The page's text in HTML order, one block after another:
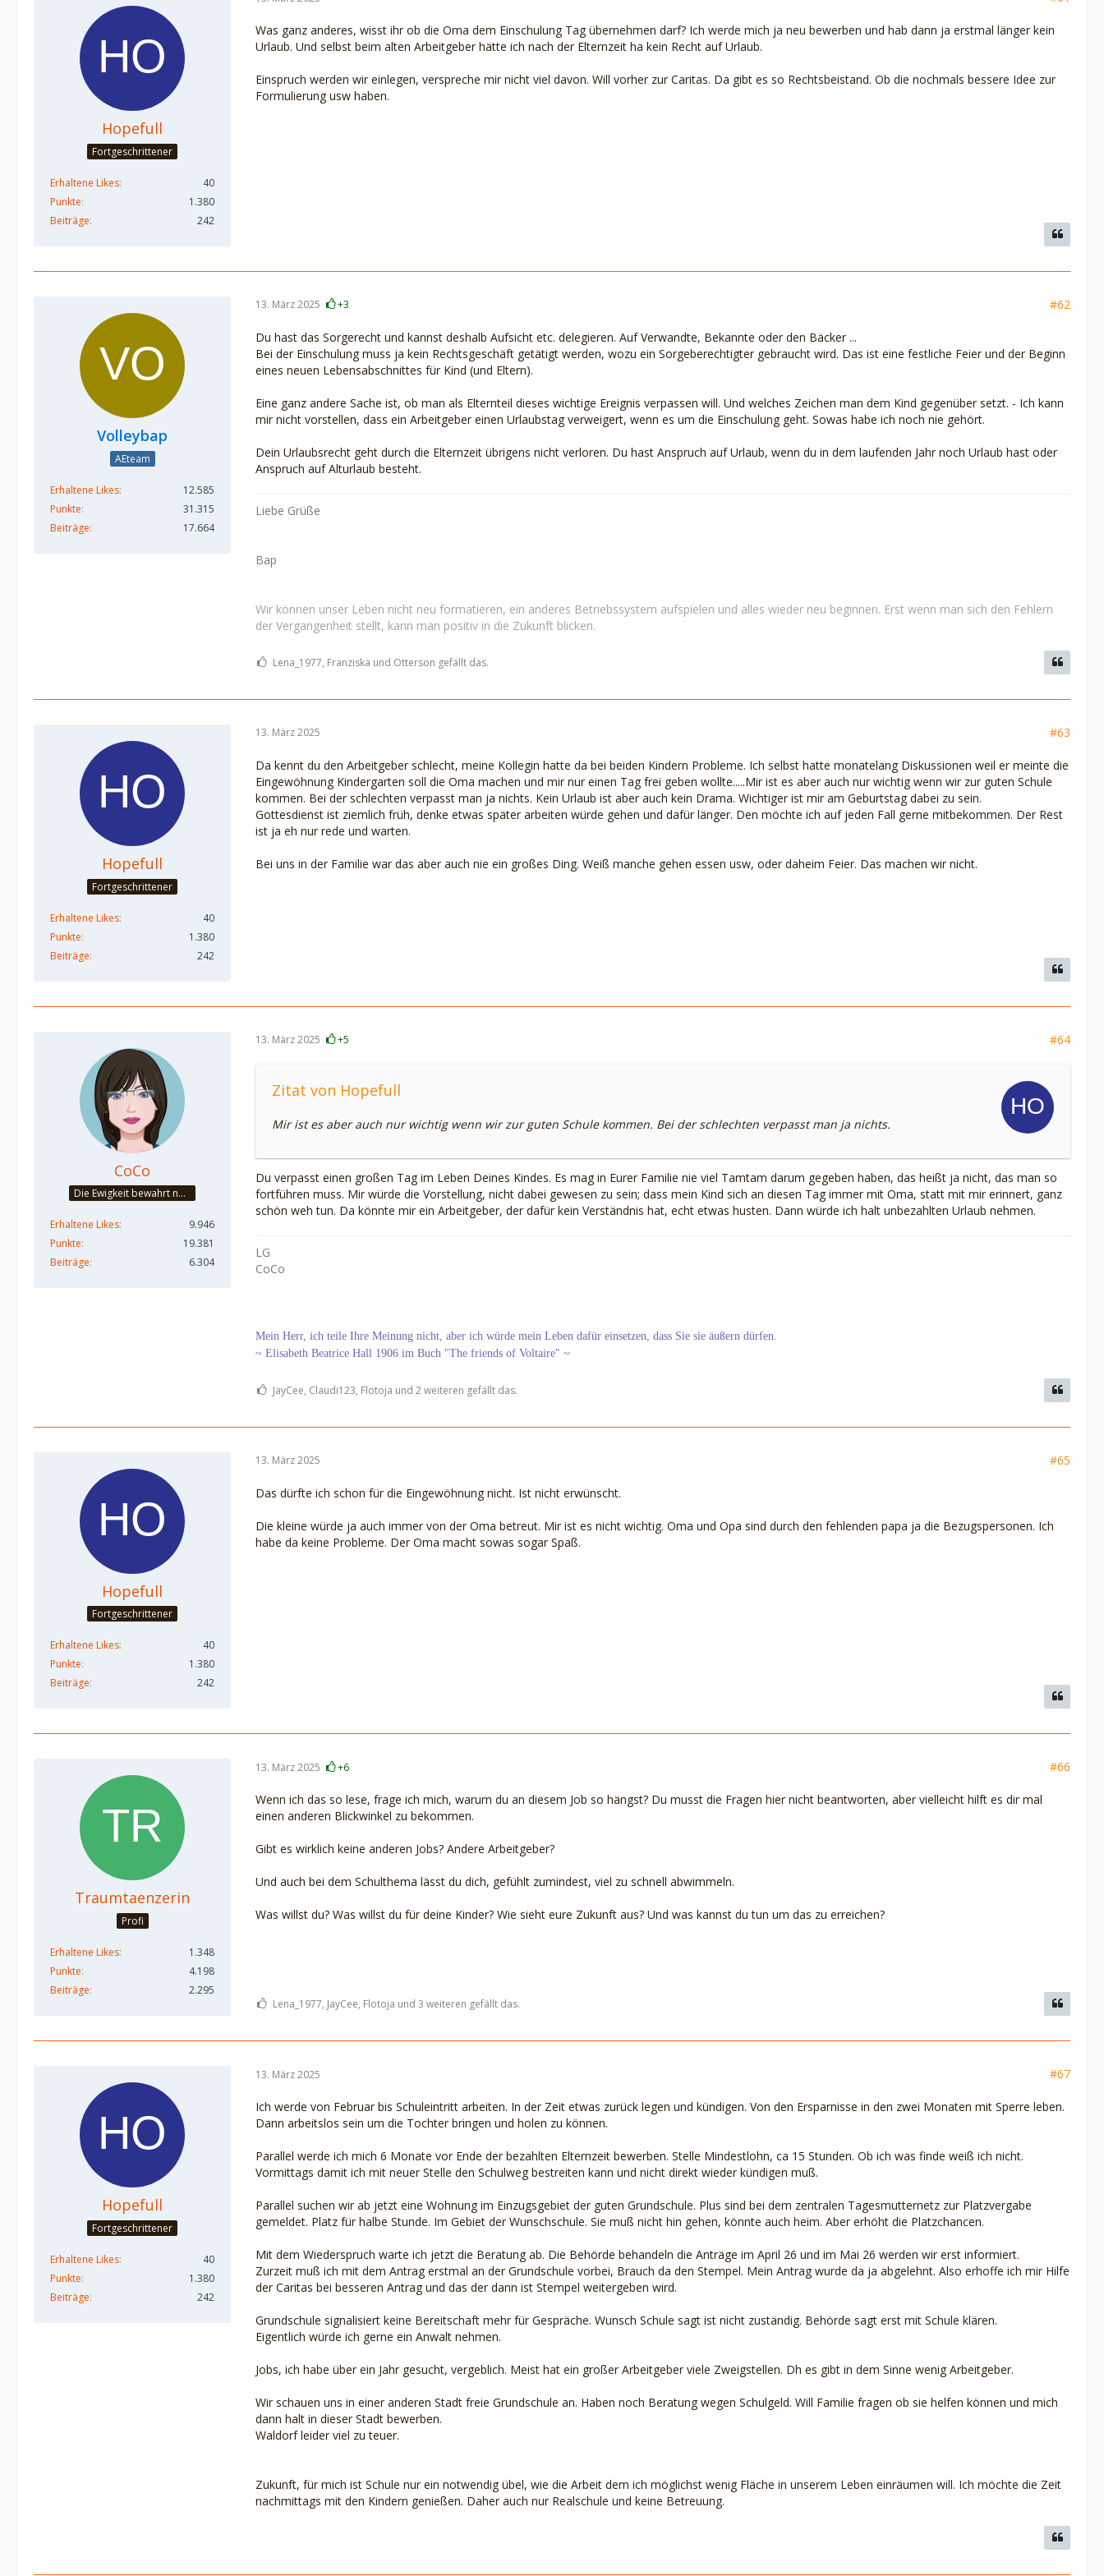
Hopefull
Fortgeschrittener
Erhaltene Likes
40
Punkte
1.380
Beiträge
242
Was ganz anderes, wisst ihr ob die Oma dem Einschulung Tag übernehmen darf? Ich werde mich ja neu bewerben und hab dann ja erstmal länger kein
Urlaub. Und selbst beim alten Arbeitgeber hätte ich nach der Elternzeit ha kein Recht auf Urlaub.
Einspruch werden wir einlegen, verspreche mir nicht viel davon. Will vorher zur Caritas. Da gibt es so Rechtsbeistand. Ob die nochmals bessere Idee zur
Formulierung usw haben.
Volleybap
AEteam
Erhaltene Likes
12.585
Punkte
31.315
Beiträge
17.664
13. März 2025 +3 #62
Du hast das Sorgerecht und kannst deshalb Aufsicht etc. delegieren. Auf Verwandte, Bekannte oder den Bäcker ...
Bei der Einschulung muss ja kein Rechtsgeschäft getätigt werden, wozu ein Sorgeberechtigter gebraucht wird. Das ist eine festliche Feier und der Beginn
eines neuen Lebensabschnittes für Kind (und Eltern).
Eine ganz andere Sache ist, ob man als Elternteil dieses wichtige Ereignis verpassen will. Und welches Zeichen man dem Kind gegenüber setzt. - Ich kann
mir nicht vorstellen, dass ein Arbeitgeber einen Urlaubstag verweigert, wenn es um die Einschulung geht. Sowas habe ich noch nie gehört.
Dein Urlaubsrecht geht durch die Elternzeit übrigens nicht verloren. Du hast Anspruch auf Urlaub, wenn du in dem laufenden Jahr noch Urlaub hast oder
Anspruch auf Alturlaub besteht.
Liebe Grüße
Bap
Wir können unser Leben nicht neu formatieren, ein anderes Betriebssystem aufspielen und alles wieder neu beginnen. Erst wenn man sich den Fehlern
der Vergangenheit stellt, kann man positiv in die Zukunft blicken.
Lena_1977, Franziska und Otterson gefällt das.
Hopefull
Fortgeschrittener
Erhaltene Likes
40
Punkte
1.380
Beiträge
242
13. März 2025 #63
Da kennt du den Arbeitgeber schlecht, meine Kollegin hatte da bei beiden Kindern Probleme. Ich selbst hatte monatelang Diskussionen weil er meinte die
Eingewöhnung Kindergarten soll die Oma machen und mir nur einen Tag frei geben wollte.....Mir ist es aber auch nur wichtig wenn wir zur guten Schule
kommen. Bei der schlechten verpasst man ja nichts. Kein Urlaub ist aber auch kein Drama. Wichtiger ist mir am Geburtstag dabei zu sein.
Gottesdienst ist ziemlich früh, denke etwas später arbeiten würde gehen und dafür länger. Den möchte ich auf jeden Fall gerne mitbekommen. Der Rest
ist ja eh nur rede und warten.
Bei uns in der Familie war das aber auch nie ein großes Ding. Weiß manche gehen essen usw, oder daheim Feier. Das machen wir nicht.
CoCo
Die Ewigkeit bewahrt nur die Liebe, weil sie von gleicher Natur ist. ~Khalil Gibran~
Erhaltene Likes
9.946
Punkte
19.381
Beiträge
6.304
13. März 2025 +5 #64
Zitat von Hopefull
Mir ist es aber auch nur wichtig wenn wir zur guten Schule kommen. Bei der schlechten verpasst man ja nichts.
Du verpasst einen großen Tag im Leben Deines Kindes. Es mag in Eurer Familie nie viel Tamtam darum gegeben haben, das heißt ja nicht, das man so
fortführen muss. Mir würde die Vorstellung, nicht dabei gewesen zu sein; dass mein Kind sich an diesen Tag immer mit Oma, statt mit mir erinnert, ganz
schön weh tun. Da könnte mir ein Arbeitgeber, der dafür kein Verständnis hat, echt etwas husten. Dann würde ich halt unbezahlten Urlaub nehmen.
LG
CoCo
Mein Herr, ich teile Ihre Meinung nicht, aber ich würde mein Leben dafür einsetzen, dass Sie sie äußern dürfen.
~ Elisabeth Beatrice Hall 1906 im Buch "The friends of Voltaire" ~
JayCee, Claudi123, Flotoja und 2 weiteren gefällt das.
Hopefull
Fortgeschrittener
Erhaltene Likes
40
Punkte
1.380
Beiträge
242
13. März 2025 #65
Das dürfte ich schon für die Eingewöhnung nicht. Ist nicht erwünscht.
Die kleine würde ja auch immer von der Oma betreut. Mir ist es nicht wichtig. Oma und Opa sind durch den fehlenden papa ja die Bezugspersonen. Ich
habe da keine Probleme. Der Oma macht sowas sogar Spaß.
Traumtaenzerin
Profi
Erhaltene Likes
1.348
Punkte
4.198
Beiträge
2.295
13. März 2025 +6 #66
Wenn ich das so lese, frage ich mich, warum du an diesem Job so hängst? Du musst die Fragen hier nicht beantworten, aber vielleicht hilft es dir mal
einen anderen Blickwinkel zu bekommen.
Gibt es wirklich keine anderen Jobs? Andere Arbeitgeber?
Und auch bei dem Schulthema lässt du dich, gefühlt zumindest, viel zu schnell abwimmeln.
Was willst du? Was willst du für deine Kinder? Wie sieht eure Zukunft aus? Und was kannst du tun um das zu erreichen?
Lena_1977, JayCee, Flotoja und 3 weiteren gefällt das.
Hopefull
Fortgeschrittener
Erhaltene Likes
40
Punkte
1.380
Beiträge
242
13. März 2025 #67
Ich werde von Februar bis Schuleintritt arbeiten. In der Zeit etwas zurück legen und kündigen. Von den Ersparnisse in den zwei Monaten mit Sperre leben.
Dann arbeitslos sein um die Tochter bringen und holen zu können.
Parallel werde ich mich 6 Monate vor Ende der bezahlten Elternzeit bewerben. Stelle Mindestlohn, ca 15 Stunden. Ob ich was finde weiß ich nicht.
Vormittags damit ich mit neuer Stelle den Schulweg bestreiten kann und nicht direkt wieder kündigen muß.
Parallel suchen wir ab jetzt eine Wohnung im Einzugsgebiet der guten Grundschule. Plus sind bei dem zentralen Tagesmutternetz zur Platzvergabe
gemeldet. Platz für halbe Stunde. Im Gebiet der Wunschschule. Sie muß nicht hin gehen, könnte auch heim. Aber erhöht die Platzchancen.
Mit dem Wiederspruch warte ich jetzt die Beratung ab. Die Behörde behandeln die Anträge im April 26 und im Mai 26 werden wir erst informiert.
Zurzeit muß ich mit dem Antrag erstmal an der Grundschule vorbei, Brauch da den Stempel. Mein Antrag wurde da ja abgelehnt. Also erhoffe ich mir Hilfe
der Caritas bei besseren Antrag und das der dann ist Stempel weitergeben wird.
Grundschule signalisiert keine Bereitschaft mehr für Gespräche. Wunsch Schule sagt ist nicht zuständig. Behörde sagt erst mit Schule klären.
Eigentlich würde ich gerne ein Anwalt nehmen.
Jobs, ich habe über ein Jahr gesucht, vergeblich. Meist hat ein großer Arbeitgeber viele Zweigstellen. Dh es gibt in dem Sinne wenig Arbeitgeber.
Wir schauen uns in einer anderen Stadt freie Grundschule an. Haben noch Beratung wegen Schulgeld. Will Familie fragen ob sie helfen können und mich
dann halt in dieser Stadt bewerben.
Waldorf leider viel zu teuer.
Zukunft, für mich ist Schule nur ein notwendig übel, wie die Arbeit dem ich möglichst wenig Fläche in unserem Leben einräumen will. Ich möchte die Zeit
nachmittags mit den Kindern genießen. Daher auch nur Realschule und keine Betreuung.